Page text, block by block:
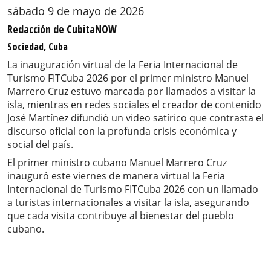
sábado 9 de mayo de 2026
Redacción de CubitaNOW
Sociedad, Cuba
La inauguración virtual de la Feria Internacional de
Turismo FITCuba 2026 por el primer ministro Manuel
Marrero Cruz estuvo marcada por llamados a visitar la
isla, mientras en redes sociales el creador de contenido
José Martínez difundió un video satírico que contrasta el
discurso oficial con la profunda crisis económica y
social del país.
El primer ministro cubano Manuel Marrero Cruz
inauguró este viernes de manera virtual la Feria
Internacional de Turismo FITCuba 2026 con un llamado
a turistas internacionales a visitar la isla, asegurando
que cada visita contribuye al bienestar del pueblo
cubano.